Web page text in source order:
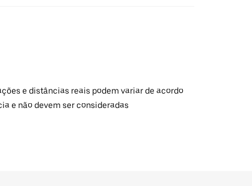
e distâncias reais podem variar de acordo
e não devem ser consideradas